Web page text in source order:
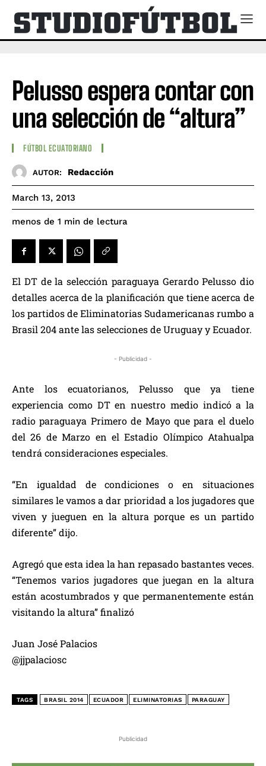
Publicidad
Pelusso espera contar con
una selección de “altura”
FÚTBOL ECUATORIANO
AUTOR: Redacción
March 13, 2013
menos de 1 min de lectura
El DT de la selección paraguaya Gerardo Pelusso dio
detalles acerca de la planificación que tiene acerca de
los partidos de Eliminatorias Sudamericanas rumbo a
Brasil 204 ante las selecciones de Uruguay y Ecuador.
- Publicidad -
Ante los ecuatorianos, Pelusso que ya tiene
experiencia como DT en nuestro medio indicó a la
radio paraguaya Primero de Mayo que para el duelo
del 26 de Marzo en el Estadio Olímpico Atahualpa
tendrá consideraciones especiales.
“En igualdad de condiciones o en situaciones
similares le vamos a dar prioridad a los jugadores que
viven y jueguen en la altura porque es un partido
diferente” dijo.
Agregó que esta idea la han repasado bastantes veces.
“Tenemos varios jugadores que juegan en la altura
están acostumbrados y que permanentemente están
visitando la altura” finalizó
Juan José Palacios
@jjpalaciosc
TAGS BRASIL 2014 ECUADOR ELIMINATORIAS PARAGUAY